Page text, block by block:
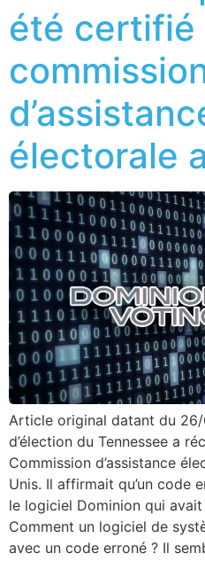
été certifié
électorale
Article original datant du
d’élection du Tennessee a
Commission d’assistance
Unis. Il affirmait qu’un code
le logiciel Dominion qui avait
Comment un logiciel de
avec un code erroné ? Il